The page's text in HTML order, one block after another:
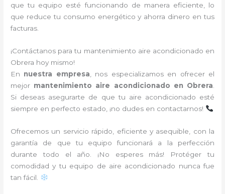
que tu equipo esté funcionando de manera eficiente, lo
que reduce tu consumo energético y ahorra dinero en tus
facturas.
¡Contáctanos para tu mantenimiento aire acondicionado en
Obrera hoy mismo!
En nuestra empresa , nos especializamos en ofrecer el
mejor mantenimiento aire acondicionado en Obrera
Si deseas asegurarte de que tu aire acondicionado esté
siempre en perfecto estado, ¡no dudes en contactarnos!
Ofrecemos un servicio rápido, eficiente y asequible, con la
garantía de que tu equipo funcionará a la perfección
durante todo el año. ¡No esperes más! Protéger tu
comodidad y tu equipo de aire acondicionado nunca fue
tan fácil.